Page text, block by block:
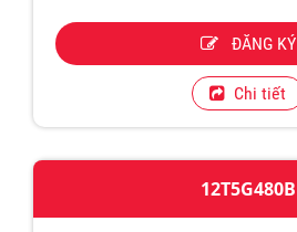
ĐĂNG KÝ
Chi tiết
12T5G480B